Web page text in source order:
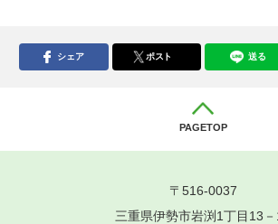
シェア ポスト 送る
PAGETOP
〒516-0037
三重県伊勢市岩渕1丁目13